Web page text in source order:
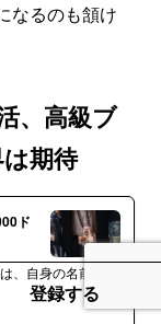
なるのも頷け
、高級ブ
期待
ド
、自身の名前を冠
登録する